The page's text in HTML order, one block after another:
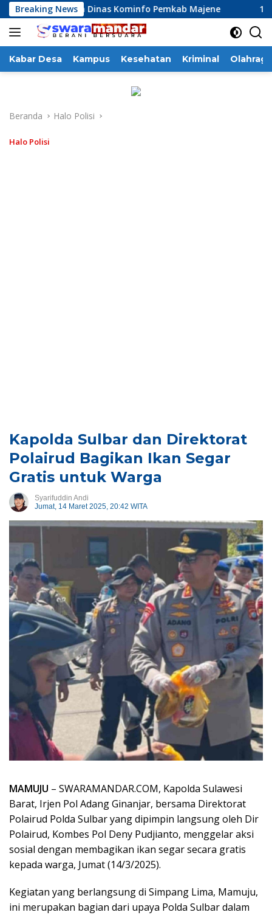
Langsung
ke
konten
Breaking News
Dinas Kominfo Pemkab Majene 13
Kabar Desa Kampus Kesehatan Kriminal Olahraga
Beranda Halo Polisi
Halo Polisi
Kapolda Sulbar dan Direktorat
Polairud Bagikan Ikan Segar
Gratis untuk Warga
Syarifuddin Andi
Jumat, 14 Maret 2025, 20:42 WITA
MAMUJU – SWARAMANDAR.COM, Kapolda Sulawesi
Barat, Irjen Pol Adang Ginanjar, bersama Direktorat
Polairud Polda Sulbar yang dipimpin langsung oleh Dir
Polairud, Kombes Pol Deny Pudjianto, menggelar aksi
sosial dengan membagikan ikan segar secara gratis
kepada warga, Jumat (14/3/2025).
Kegiatan yang berlangsung di Simpang Lima, Mamuju,
ini merupakan bagian dari upaya Polda Sulbar dalam